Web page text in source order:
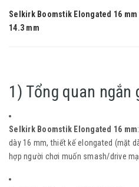
Selkirk Boomstik Elongated 16 mm
14.3 mm
1) Tổng quan ngắn
Selkirk Boomstik Elongated 16 mm
dày 16 mm, thiết kế elongated (mặt
hợp người chơi muốn smash/drive